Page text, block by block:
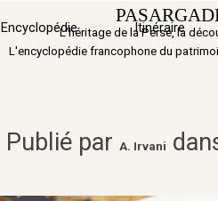
Encyclopédie Itinéraire
L'héritage de la Perse, la
L'encyclopédie francophone du
Publié par A. Irvani